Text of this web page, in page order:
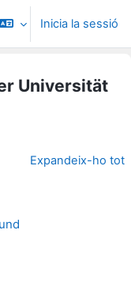
Inicia la sessió
Universität
Expandeix-ho tot